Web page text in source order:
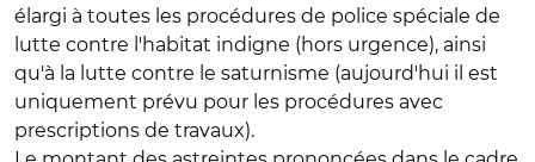
élargi à toutes les procédures de police spéciale de
lutte contre l'habitat indigne (hors urgence), ainsi
qu'à la lutte contre le saturnisme (aujourd'hui il est
uniquement prévu pour les procédures avec
prescriptions de travaux).